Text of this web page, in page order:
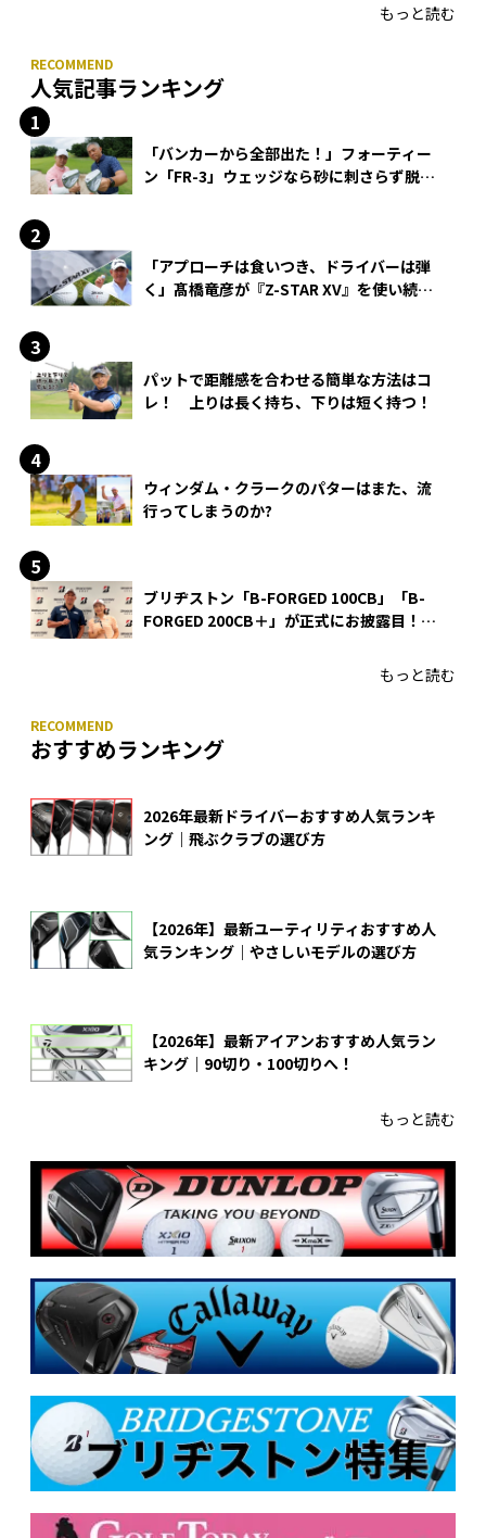
もっと読む
人気記事ランキング
「バンカーから全部出た！」フォーティー
ン「FR-3」ウェッジなら砂に刺さらず脱出
「アプローチは食いつき、ドライバーは弾
く」髙橋竜彦が『Z-STAR XV』を使い続け
パットで距離感を合わせる簡単な方法はコ
レ！ 上りは長く持ち、下りは短く持つ！
ウィンダム・クラークのパターはまた、流
行ってしまうのか?
ブリヂストン「B-FORGED 100CB」「B-
FORGED 200CB＋」が正式にお披露目！
もっと読む
おすすめランキング
2026年最新ドライバーおすすめ人気ランキ
ング｜飛ぶクラブの選び方
【2026年】最新ユーティリティおすすめ人
気ランキング｜やさしいモデルの選び方
【2026年】最新アイアンおすすめ人気ラン
キング｜90切り・100切りへ！
もっと読む